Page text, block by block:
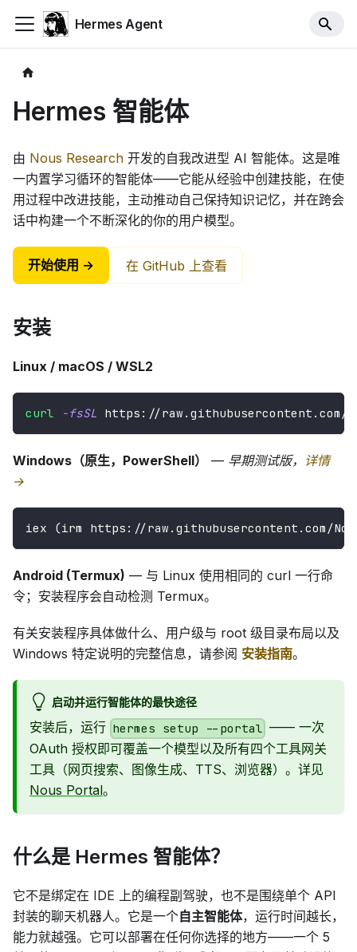
Hermes Agent
Hermes 智能体
由 Nous Research 开发的自我改进型 AI 智能体。这是唯
一内置学习循环的智能体——它能从经验中创建技能，在使
用过程中改进技能，主动推动自己保持知识记忆，并在跨会
话中构建一个不断深化的你的用户模型。
开始使用 → 在 GitHub 上查看
安装
Linux / macOS / WSL2
curl -fsSL https://raw.githubusercontent.com/
Windows（原生，PowerShell） — 早期测试版， 详情
→
iex (irm https://raw.githubusercontent.com/
Android (Termux) — 与 Linux 使用相同的 curl 一行命
令；安装程序会自动检测 Termux。
有关安装程序具体做什么、用户级与 root 级目录布局以及
Windows 特定说明的完整信息，请参阅 安装指南。
启动并运行智能体的最快途径
安装后，运行 hermes setup --portal —— 一次
OAuth 授权即可覆盖一个模型以及所有四个工具网关
工具（网页搜索、图像生成、TTS、浏览器）。详见
Nous Portal。
什么是 Hermes 智能体？
它不是绑定在 IDE 上的编程副驾驶，也不是围绕单个 API
封装的聊天机器人。它是一个自主智能体，运行时间越长，
能力就越强。它可以部署在任何你选择的地方——一个 5